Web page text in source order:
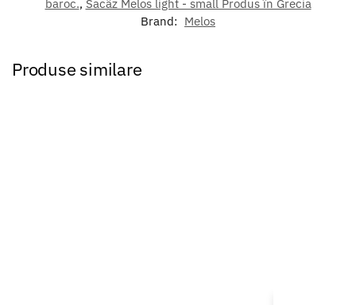
baroc., Sacâz Melos light - small Produs în Grecia
Brand: Melos
Produse similare